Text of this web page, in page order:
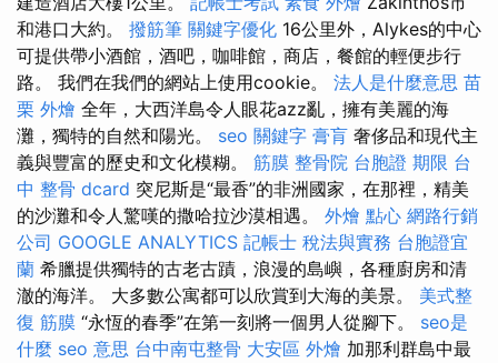
和港口大約。 撥筋筆 關鍵字優化 16公里外，Alykes的中心
可提供帶小酒館，酒吧，咖啡館，商店，餐館的輕便步行
路。 我們在我們的網站上使用cookie。 法人是什麼意思 苗
栗 外燴 全年，大西洋島令人眼花azz亂，擁有美麗的海
灘，獨特的自然和陽光。 seo 關鍵字 膏肓 奢侈品和現代主
義與豐富的歷史和文化模糊。 筋膜 整骨院 台胞證 期限 台
中 整骨 dcard 突尼斯是“最香”的非洲國家，在那裡，精美
的沙灘和令人驚嘆的撒哈拉沙漠相遇。 外燴 點心 網路行銷
公司 GOOGLE ANALYTICS 記帳士 稅法與實務 台胞證宜
蘭 希臘提供獨特的古老古蹟，浪漫的島嶼，各種廚房和清
澈的海洋。 大多數公寓都可以欣賞到大海的美景。 美式整
復 筋膜 “永恆的春季”在第一刻將一個男人從腳下。 seo是
什麼 seo 意思 台中南屯整骨 大安區 外燴 加那利群島中最